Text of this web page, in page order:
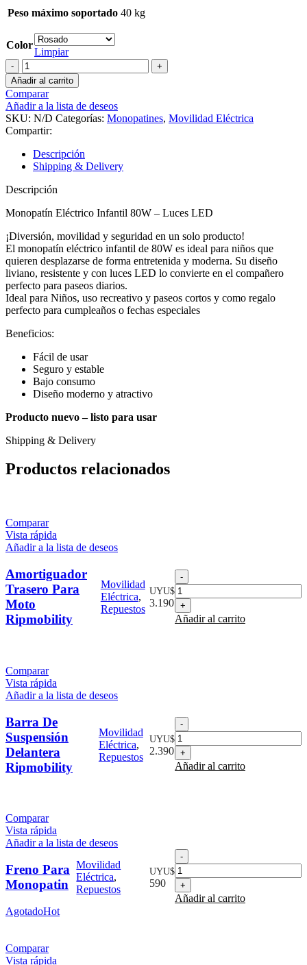
Peso máximo soportado 40 kg
Color
Limpiar
Monopatín
Eléctrico
Infantil
80W
–
Luces
LED
cantidad
Añadir al carrito
Comparar
Añadir a la lista de deseos
SKU: N/D Categorías: Monopatines, Movilidad Eléctrica
Compartir:
Descripción
Shipping & Delivery
Descripción
Monopatín Eléctrico Infantil 80W – Luces LED
¡Diversión, movilidad y seguridad en un solo producto!
El monopatín eléctrico infantil de 80W es ideal para niños que
quieren desplazarse de forma entretenida y moderna. Su diseño
liviano, resistente y con luces LED lo convierte en el compañero
perfecto para paseos diarios.
Ideal para Niños, uso recreativo y paseos cortos y como regalo
perfecto para cumpleaños o fechas especiales
Beneficios:
Fácil de usar
Seguro y estable
Bajo consumo
Diseño moderno y atractivo
Producto nuevo – listo para usar
Shipping & Delivery
Productos relacionados
Comparar
Vista rápida
Añadir a la lista de deseos
Amortiguador
Trasero Para
Moto
Ripmobility
Movilidad
Eléctrica,
Repuestos
UYU$
3.190
Amortiguador
Trasero
Para
Moto
Ripmobility
Añadir al carrito
Comparar
Vista rápida
Añadir a la lista de deseos
Barra De
Suspensión
Delantera
Ripmobility
Movilidad
Eléctrica,
Repuestos
UYU$
2.390
Barra
De
Suspensión
Delantera
Ripmobility
Añadir al carrito
Comparar
Vista rápida
Añadir a la lista de deseos
Freno Para
Monopatin
Movilidad
Eléctrica,
Repuestos
UYU$
590
Freno
Para
Monopatin
cantidad
Añadir al carrito
AgotadoHot
Comparar
Vista rápida